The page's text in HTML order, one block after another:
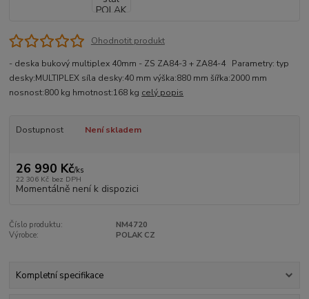
Ohodnotit produkt
- deska bukový multiplex 40mm - ZS ZA84-3 + ZA84-4 Parametry: typ
desky:MULTIPLEX síla desky:40 mm výška:880 mm šířka:2000 mm
nosnost:800 kg hmotnost:168 kg celý popis
Dostupnost Není skladem
26 990 Kč/ks
22 306 Kč bez DPH
Momentálně není k dispozici
Číslo produktu:
NM4720
Výrobce:
POLAK CZ
Kompletní specifikace